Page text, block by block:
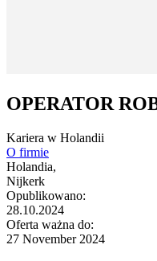
OPERATOR
Kariera w Holandii
O firmie
Holandia,
Nijkerk
Opublikowano:
28.10.2024
Oferta ważna do:
27 November 2024